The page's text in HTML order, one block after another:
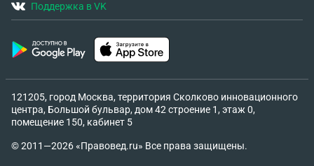
Поддержка в VK
121205, город Москва, территория Сколково инновационного
центра, Большой бульвар, дом 42 строение 1, этаж 0,
помещение 150, кабинет 5
© 2011—2026 «Правовед.ru» Все права защищены.